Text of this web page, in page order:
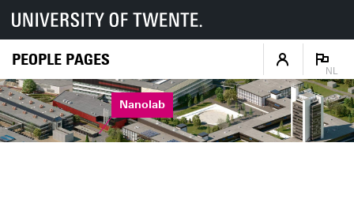
PEOPLE PAGES
NL
Nanolab